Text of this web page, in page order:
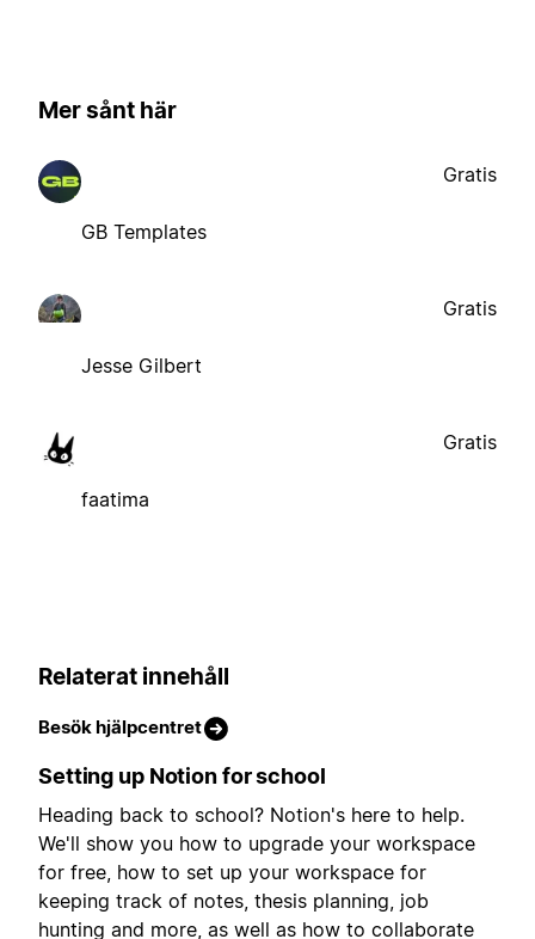
Mer sånt här
GB Templates
Gratis
Jesse Gilbert
Gratis
faatima
Gratis
Relaterat innehåll
Besök hjälpcentret
Setting up Notion for school
Heading back to school? Notion's here to help.
We'll show you how to upgrade your workspace
for free, how to set up your workspace for
keeping track of notes, thesis planning, job
hunting and more, as well as how to collaborate